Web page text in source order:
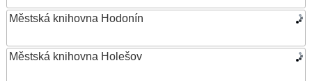
Městská knihovna Hodonín
Městská knihovna Holešov